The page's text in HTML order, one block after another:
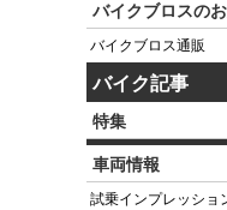
バイクブロスの
バイクブロス通販
バイク記事
特集
車両情報
試乗インプレッショ